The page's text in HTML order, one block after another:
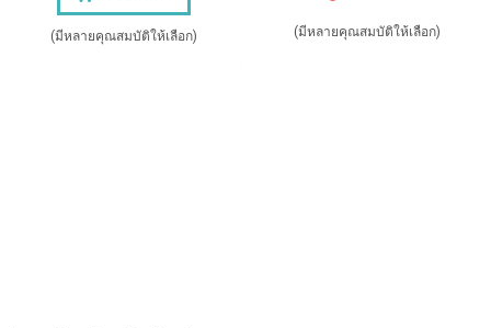
(มีหลายคุณสมบัติให้เลือก) (มีหลายคุณสมบัติให้เลือก)